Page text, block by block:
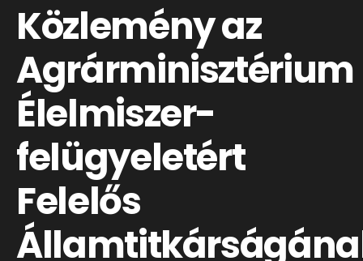
Közlemény az
Agrárminisztérium
Élelmiszer-
felügyeletért
Felelős